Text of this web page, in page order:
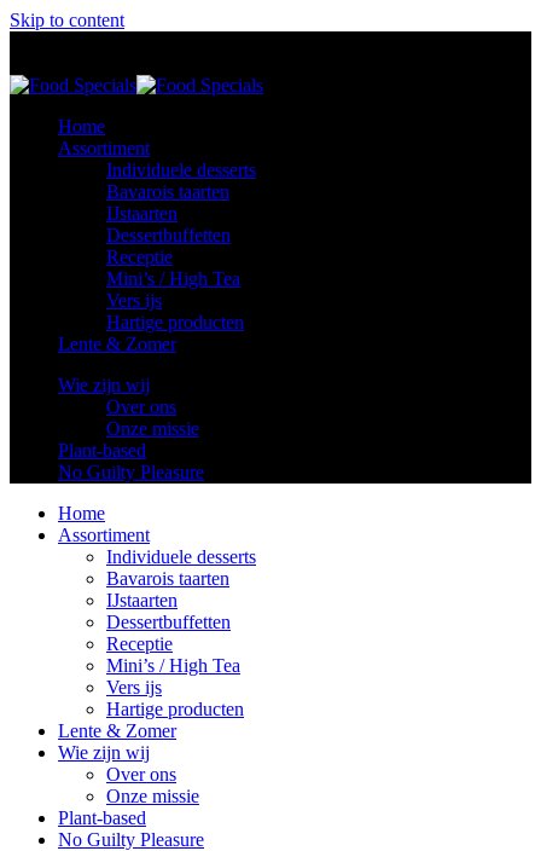
Skip to content
Home
Assortiment
Individuele desserts
Bavarois taarten
IJstaarten
Dessertbuffetten
Receptie
Mini’s / High Tea
Vers ijs
Hartige producten
Lente & Zomer
Wie zijn wij
Over ons
Onze missie
Plant-based
No Guilty Pleasure
Home
Assortiment
Individuele desserts
Bavarois taarten
IJstaarten
Dessertbuffetten
Receptie
Mini’s / High Tea
Vers ijs
Hartige producten
Lente & Zomer
Wie zijn wij
Over ons
Onze missie
Plant-based
No Guilty Pleasure